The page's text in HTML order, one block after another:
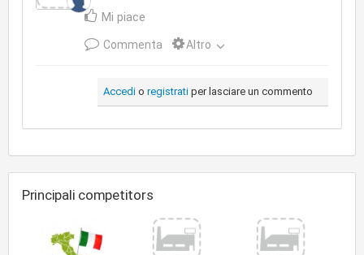
Mi piace
Commenta Altro
Accedi o registrati per lasciare un commento
Principali competitors